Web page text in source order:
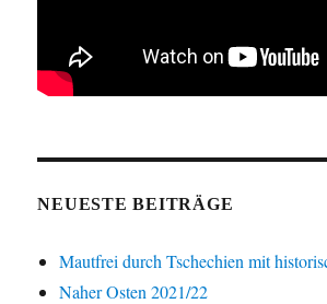
NEUESTE BEITRÄGE
Mautfrei durch Tschechien mit
Naher Osten 2021/22